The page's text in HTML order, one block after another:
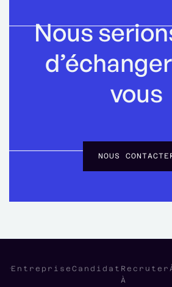
Nous
vous
NOUS
Entreprise Candidat Recruter
À